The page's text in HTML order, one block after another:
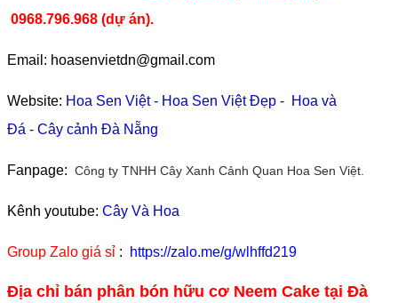
0968.796.968 (dự án).
Email: hoasenvietdn@gmail.com
Website: Hoa Sen Việt- Hoa Sen Việt Đẹp - Hoa và
Đá - Cây cảnh Đà Nẵng
Fanpage: Công ty TNHH Cây Xanh Cảnh Quan Hoa Sen Việt.
Kênh youtube: Cây Và Hoa
Group Zalo giá sỉ : https://zalo.me/g/wlhffd219
Địa chỉ bán phân bón hữu cơ Neem Cake tại Đà